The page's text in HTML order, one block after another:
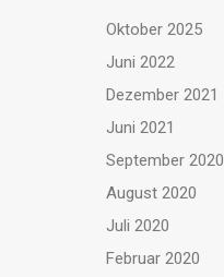
Oktober 2025
Juni 2022
Dezember 2021
Juni 2021
September 2020
August 2020
Juli 2020
Februar 2020